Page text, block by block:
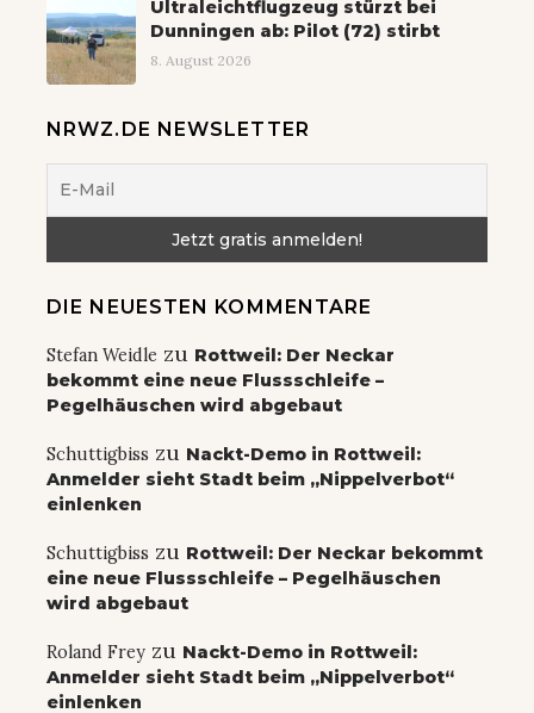
Ultraleichtflugzeug stürzt bei
Dunningen ab: Pilot (72) stirbt
8. August 2026
NRWZ.DE NEWSLETTER
DIE NEUESTEN KOMMENTARE
Stefan Weidle zu Rottweil: Der Neckar
bekommt eine neue Flussschleife –
Pegelhäuschen wird abgebaut
Schuttigbiss zu Nackt-Demo in Rottweil:
Anmelder sieht Stadt beim „Nippelverbot“
einlenken
Schuttigbiss zu Rottweil: Der Neckar bekommt
eine neue Flussschleife – Pegelhäuschen
wird abgebaut
Roland Frey zu Nackt-Demo in Rottweil:
Anmelder sieht Stadt beim „Nippelverbot“
einlenken